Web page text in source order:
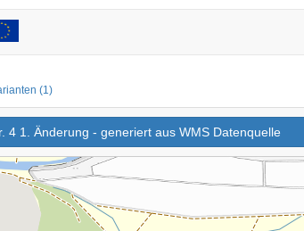
(1)
4 1. Änderung - generiert aus WMS Datenquelle